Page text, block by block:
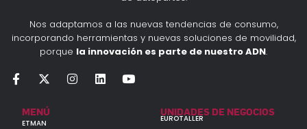
Nos adaptamos a las nuevas tendencias de consumo,
incorporando herramientas y nuevas soluciones de movilidad,
porque la innovación es parte de nuestro ADN.
MENÚ
ETMAN
UNIDADES DE NEGOCIOS
EUROTALLER